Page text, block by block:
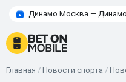
Динамо Москва —
Главная / Новости спорта /